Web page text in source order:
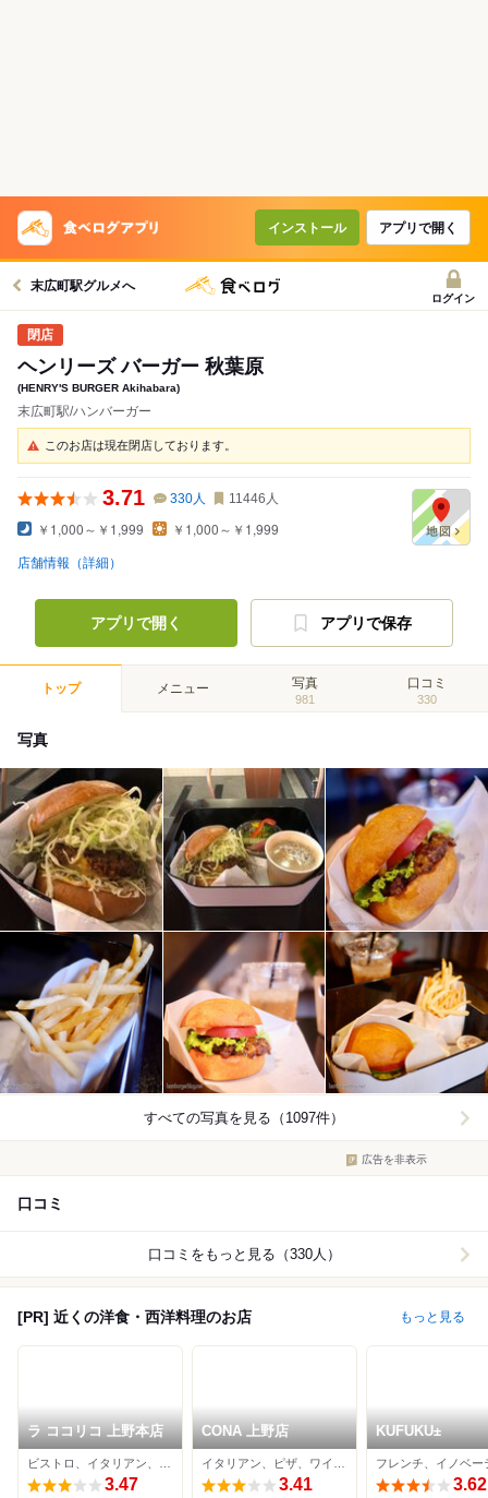
インストール アプリで開く
末広町駅グルメへ
ログイン
ヘンリーズ バーガー 秋葉原
(HENRY'S BURGER Akihabara)
末広町駅/ハンバーガー
このお店は現在閉店しております。
3.71 330人 11446 人
￥1,000～￥1,999 ￥1,000～￥1,999
店舗情報（詳細）
アプリで開く アプリで保存
トップ メニュー 写真
981
口コミ
330
写真
すべての写真を見る（1097件）
広告を非表示
口コミ
口コミをもっと見る（330人）
[PR] 近くの洋食・西洋料理のお店 もっと見る
ラ ココリコ 上野本店
3.47
CONA 上野店
3.41
KUFUKU±
フレンチ、イノベー
3.62